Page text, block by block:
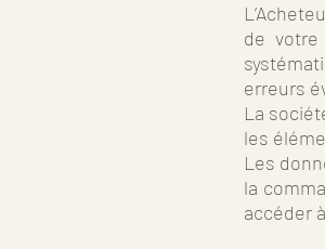
de
erreurs
La
les
Les
la
accéder